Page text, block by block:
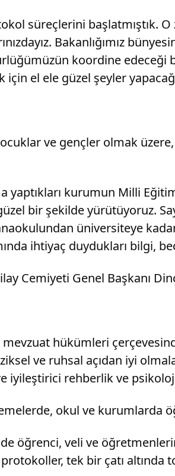
süreçlerini başlatmıştık.
Bakanlığımız
koordine edeceği
için el ele güzel şeyler
ve gençler olmak
kurumun Milli
bir şekilde yürütüyoruz.
anaokulundan üniversiteye
ihtiyaç duydukları bilgi,
Cemiyeti Genel Başkanı
hükümleri
ve ruhsal açıdan iyi
iyileştirici rehberlik ve
okul ve kurumlarda
veli ve öğretmenlerin
tek bir çatı altında